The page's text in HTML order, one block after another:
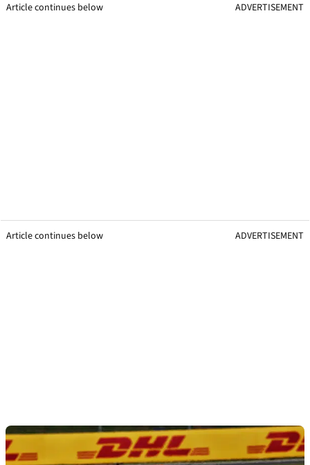
Article continues below ADVERTISEMENT
Article continues below ADVERTISEMENT